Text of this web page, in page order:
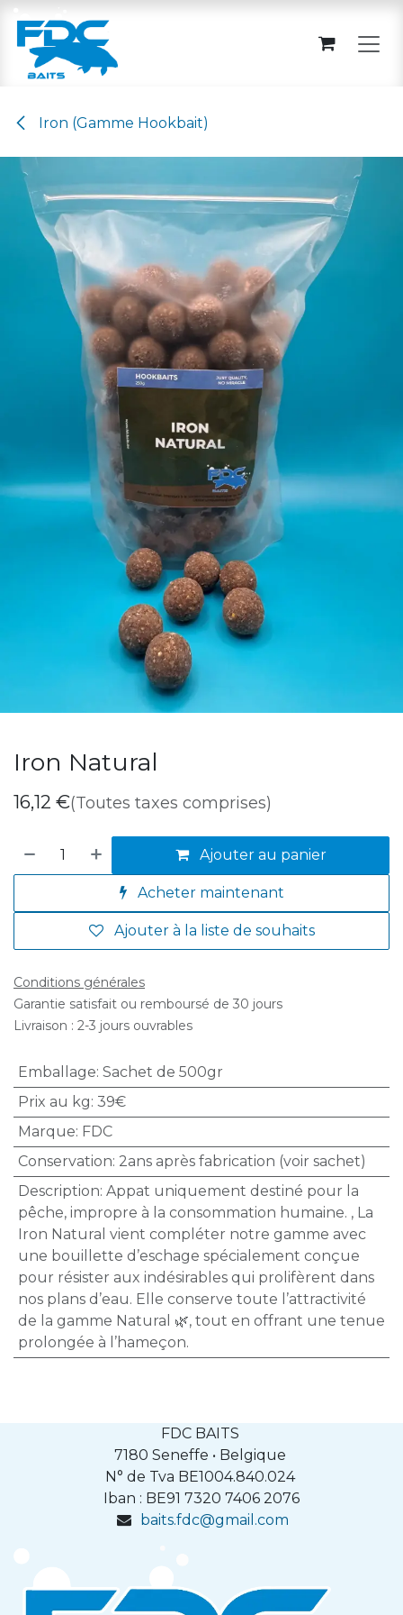
Se rendre au contenu
Iron (Gamme Hookbait)
Iron Natural
16,12 €(Toutes taxes comprises)
Ajouter au panier
Acheter maintenant
Ajouter à la liste de souhaits
Conditions générales
Garantie satisfait ou remboursé de 30 jours
Livraison : 2-3 jours ouvrables
Emballage: Sachet de 500gr
Prix au kg: 39€
Marque: FDC
Conservation: 2ans après fabrication (voir sachet)
Description: Appat uniquement destiné pour la
pêche, impropre à la consommation humaine. , La
Iron Natural vient compléter notre gamme avec
une bouillette d’eschage spécialement conçue
pour résister aux indésirables qui prolifèrent dans
nos plans d’eau. Elle conserve toute l’attractivité
de la gamme Natural 🌿, tout en offrant une tenue
prolongée à l’hameçon.
FDC BAITS
7180 Seneffe • Belgique
N° de Tva BE1004.840.024
Iban : BE91 7320 7406 2076
baits.fdc@gmail.com